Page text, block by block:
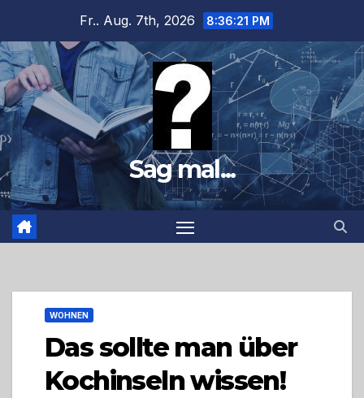
springen
Fr.. Aug. 7th, 2026 8:36:22 PM
Sag mal...
WOHNEN
Das sollte man über
Kochinseln wissen!